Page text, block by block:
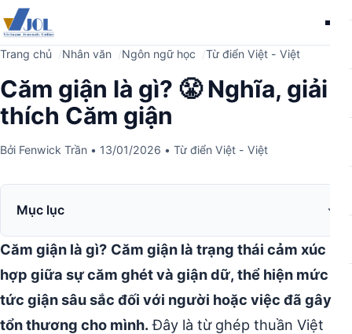
Trang chủ Nhân văn Ngôn ngữ học Từ điển Việt - Việt
Căm giận là gì? 😤 Nghĩa, giải
thích Căm giận
Bởi Fenwick Trần • 13/01/2026 • Từ điển Việt - Việt
Mục lục
Căm giận là gì? Căm giận là trạng thái cảm xúc kết
hợp giữa sự căm ghét và giận dữ, thể hiện mức độ
tức giận sâu sắc đối với người hoặc việc đã gây
tổn thương cho mình.Đây là từ ghép thuần Việt